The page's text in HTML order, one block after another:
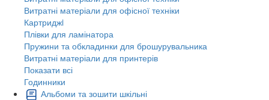
Витратні матеріали для офісної техніки
Картриджi
Плівки для ламінатора
Пружини та обкладинки для брошурувальника
Витратні матеріали для принтерів
Показати всі
Годинники
Альбоми та зошити шкільні